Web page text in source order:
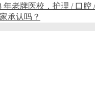
年老牌医校，护理 / 口腔
承认吗？